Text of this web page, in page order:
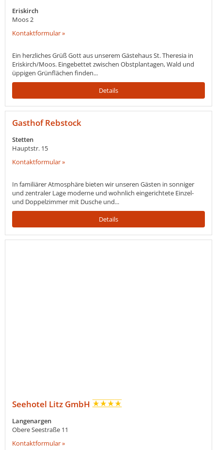
Eriskirch
Moos 2
Kontaktformular »
Ein herzliches Grüß Gott aus unserem Gästehaus St. Theresia in
Eriskirch/Moos. Eingebettet zwischen Obstplantagen, Wald und
üppigen Grünflächen finden...
Details
Gasthof Rebstock
Stetten
Hauptstr. 15
Kontaktformular »
In familiärer Atmosphäre bieten wir unseren Gästen in sonniger
und zentraler Lage moderne und wohnlich eingerichtete Einzel-
und Doppelzimmer mit Dusche und...
Details
Seehotel Litz GmbH
Langenargen
Obere Seestraße 11
Kontaktformular »